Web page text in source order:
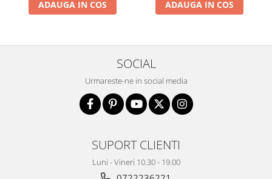
ADAUGA IN COS ADAUGA IN COS
SOCIAL
Urmareste-ne in social media
SUPORT CLIENTI
Luni - Vineri 10.30 - 19.00